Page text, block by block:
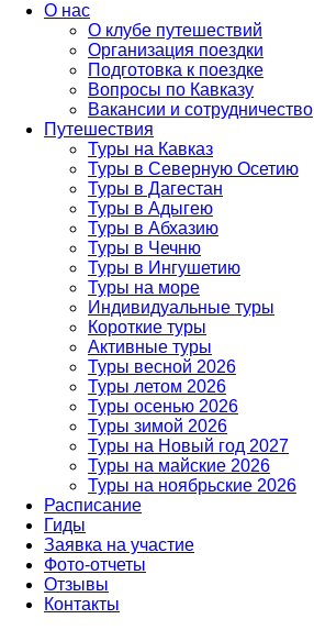
О нас
О клубе путешествий
Организация поездки
Подготовка к поездке
Вопросы по Кавказу
Вакансии и сотрудничество
Путешествия
Туры на Кавказ
Туры в Северную Осетию
Туры в Дагестан
Туры в Адыгею
Туры в Абхазию
Туры в Чечню
Туры в Ингушетию
Туры на море
Индивидуальные туры
Короткие туры
Активные туры
Туры весной 2026
Туры летом 2026
Туры осенью 2026
Туры зимой 2026
Туры на Новый год 2027
Туры на майские 2026
Туры на ноябрьские 2026
Расписание
Гиды
Заявка на участие
Фото-отчеты
Отзывы
Контакты